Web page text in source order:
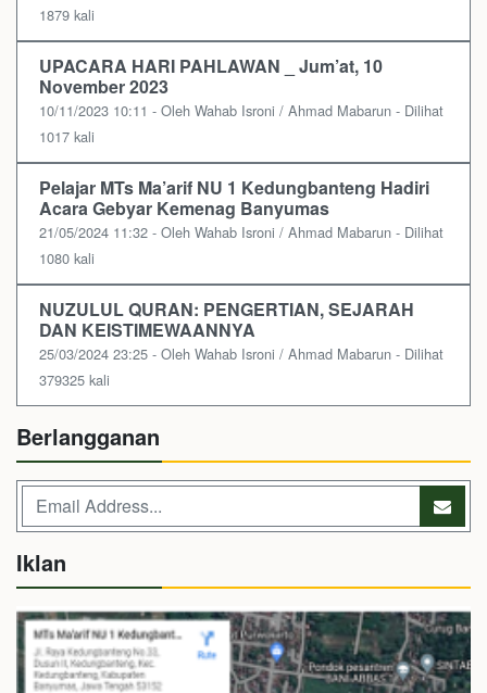
1879 kali
UPACARA HARI PAHLAWAN _ Jum’at, 10
November 2023
10/11/2023 10:11 - Oleh Wahab Isroni / Ahmad Mabarun - Dilihat
1017 kali
Pelajar MTs Ma’arif NU 1 Kedungbanteng Hadiri
Acara Gebyar Kemenag Banyumas
21/05/2024 11:32 - Oleh Wahab Isroni / Ahmad Mabarun - Dilihat
1080 kali
NUZULUL QURAN: PENGERTIAN, SEJARAH
DAN KEISTIMEWAANNYA
25/03/2024 23:25 - Oleh Wahab Isroni / Ahmad Mabarun - Dilihat
379325 kali
Berlangganan
Iklan